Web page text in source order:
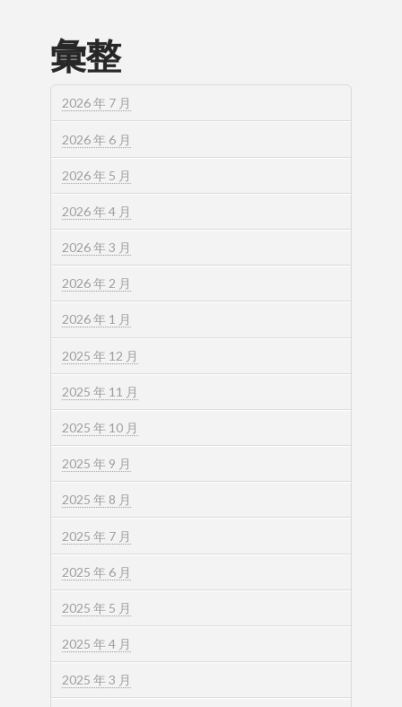
彙整
2026 年 7 月
2026 年 6 月
2026 年 5 月
2026 年 4 月
2026 年 3 月
2026 年 2 月
2026 年 1 月
2025 年 12 月
2025 年 11 月
2025 年 10 月
2025 年 9 月
2025 年 8 月
2025 年 7 月
2025 年 6 月
2025 年 5 月
2025 年 4 月
2025 年 3 月